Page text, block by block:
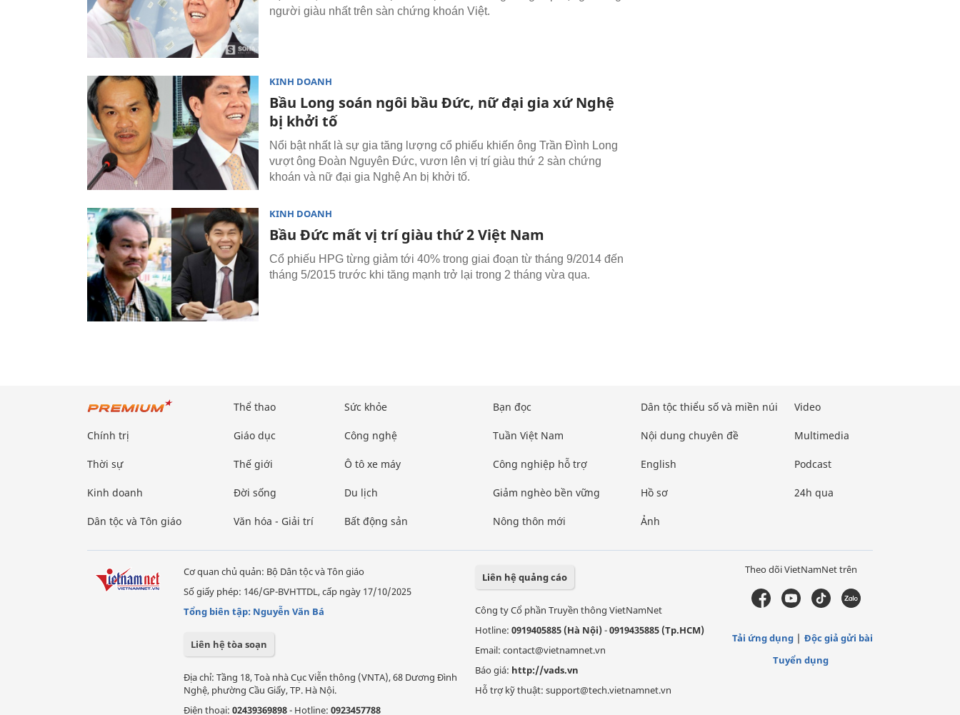
người giàu nhất trên sàn chứng khoán Việt.
KINH DOANH
Bầu Long soán ngôi bầu Đức, nữ đại gia xứ Nghệ
bị khởi tố
Nổi bật nhất là sự gia tăng lượng cổ phiếu khiến ông Trần Đình Long
vượt ông Đoàn Nguyên Đức, vươn lên vị trí giàu thứ 2 sàn chứng
khoán và nữ đại gia Nghệ An bị khởi tố.
KINH DOANH
Bầu Đức mất vị trí giàu thứ 2 Việt Nam
Cổ phiếu HPG từng giảm tới 40% trong giai đoạn từ tháng 9/2014 đến
tháng 5/2015 trước khi tăng mạnh trở lại trong 2 tháng vừa qua.
Chính trị
Thời sự
Kinh doanh
Dân tộc và Tôn giáo
Thể thao
Giáo dục
Thế giới
Đời sống
Văn hóa - Giải trí
Sức khỏe
Công nghệ
Ô tô xe máy
Du lịch
Bất động sản
Bạn đọc
Tuần Việt Nam
Công nghiệp hỗ trợ
Giảm nghèo bền vững
Nông thôn mới
Dân tộc thiểu số và miền núi
Nội dung chuyên đề
English
Hồ sơ
Ảnh
Video
Multimedia
Podcast
24h qua
Cơ quan chủ quản: Bộ Dân tộc và Tôn giáo
Số giấy phép: 146/GP-BVHTTDL, cấp ngày 17/10/2025
Tổng biên tập: Nguyễn Văn Bá
Liên hệ tòa soạn
Địa chỉ: Tầng 18, Toà nhà Cục Viễn thông (VNTA), 68 Dương Đình
Nghệ, phường Cầu Giấy, TP. Hà Nội.
Điện thoại: 02439369898- Hotline: 0923457788
Liên hệ quảng cáo
Công ty Cổ phần Truyền thông VietNamNet
Hotline: 0919405885 (Hà Nội)-0919435885 (Tp.HCM)
Email: contact@vietnamnet.vn
Báo giá: http://vads.vn
Hỗ trợ kỹ thuật: support@tech.vietnamnet.vn
Theo dõi VietNamNet trên
Tải ứng dụng
Độc giả gửi bài
Tuyển dụng